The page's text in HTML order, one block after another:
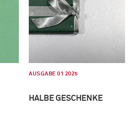
AUSGABE 01 2025
HALBE GESCHENKE